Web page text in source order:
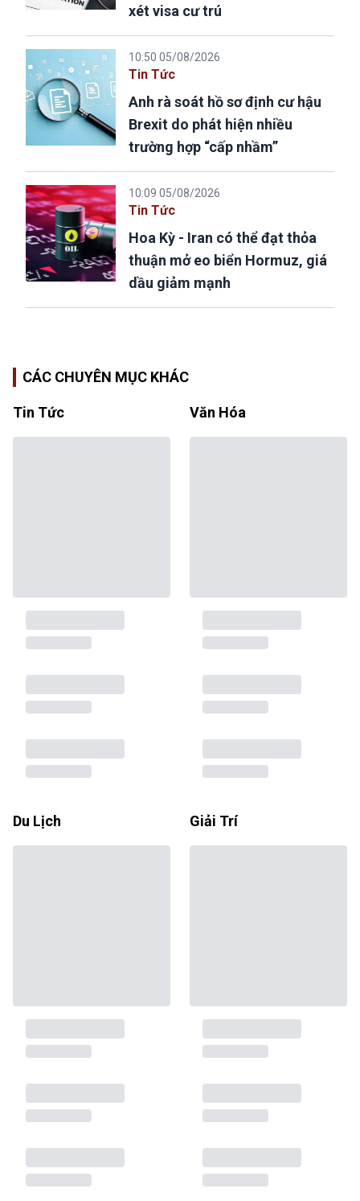
xét visa cư trú
10:50 05/08/2026
Tin Tức
Anh rà soát hồ sơ định cư hậu
Brexit do phát hiện nhiều
trường hợp “cấp nhầm”
10:09 05/08/2026
Tin Tức
Hoa Kỳ - Iran có thể đạt thỏa
thuận mở eo biển Hormuz, giá
dầu giảm mạnh
CÁC CHUYÊN MỤC KHÁC
Tin Tức Văn Hóa
Du Lịch Giải Trí